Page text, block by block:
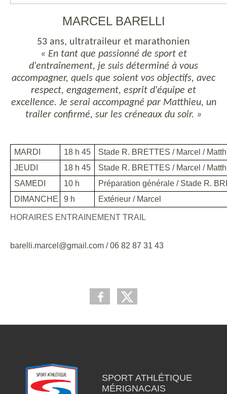
MARCEL BARELLI
53 ans, ultratraileur et marathonien
« En tant que passionné de sport et
d'entraînement, je suis déterminé à vous
accompagner, quels que soient vos objectifs, avec
respect, engagement, esprit d'équipe et
excellence. Je serai accompagné par Matthieu, un
trailer confirmé, sur les créneaux du soir. »
HORAIRES ENTRAINEMENT TRAIL
MARDI 18 h 45
Stade R. BRETTES / Marcel /
JEUDI
18 h 45
Stade R. BRETTES / Marcel /
SAMEDI
10 h
Préparation générale / Stade R.
DIMANCHE
9 h Extérieur / Marcel
barelli.marcel@gmail.com / 06 82 87 31 43
SPORT ATHLÉTIQUE
MÉRIGNACAIS